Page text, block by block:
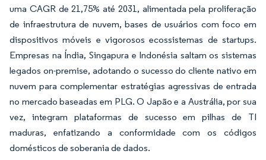
uma CAGR de 21,75% até 2031, alimentada pela proliferação
de infraestrutura de nuvem, bases de usuários com foco em
dispositivos móveis e vigorosos ecossistemas de startups.
Empresas na Índia, Singapura e Indonésia saltam os sistemas
legados on-premise, adotando o sucesso do cliente nativo em
nuvem para complementar estratégias agressivas de entrada
no mercado baseadas em PLG. O Japão e a Austrália, por sua
vez, integram plataformas de sucesso em pilhas de TI
maduras, enfatizando a conformidade com os códigos
domésticos de soberania de dados.